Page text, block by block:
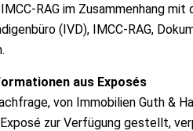
RAG im Zusammenhang mit
(IVD), IMCC-RAG,
aus Exposés
von Immobilien Guth &
zur Verfügung gestellt,